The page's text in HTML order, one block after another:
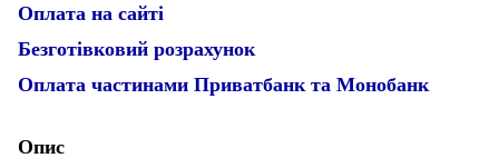
Оплата на сайті
Безготівковий розрахунок
Оплата частинами Приватбанк та Монобанк
Опис